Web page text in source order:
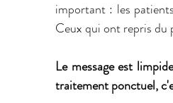
important : les
Ceux qui ont repris du
Le message est
traitement ponctuel,